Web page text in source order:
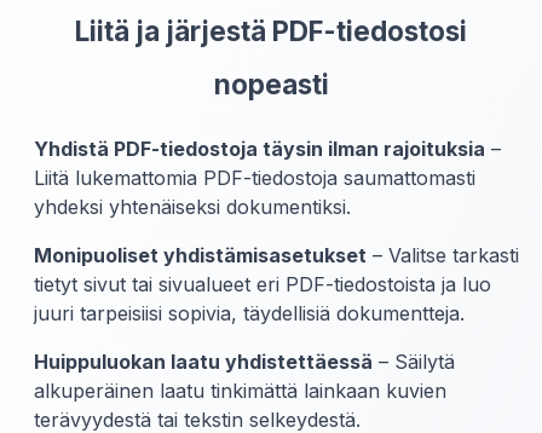
Liitä ja järjestä PDF-tiedostosi
nopeasti
Yhdistä PDF-tiedostoja täysin ilman rajoituksia –
Liitä lukemattomia PDF-tiedostoja saumattomasti
yhdeksi yhtenäiseksi dokumentiksi.
Monipuoliset yhdistämisasetukset – Valitse tarkasti
tietyt sivut tai sivualueet eri PDF-tiedostoista ja luo
juuri tarpeisiisi sopivia, täydellisiä dokumentteja.
Huippuluokan laatu yhdistettäessä – Säilytä
alkuperäinen laatu tinkimättä lainkaan kuvien
terävyydestä tai tekstin selkeydestä.